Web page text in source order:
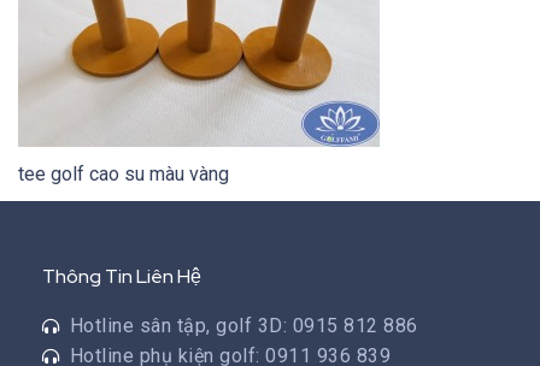
tee golf cao su màu vàng
Thông Tin Liên Hệ
Hotline sân tập, golf 3D: 0915 812 886
Hotline phụ kiện golf: 0911 936 839